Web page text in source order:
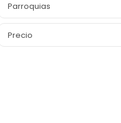
Parroquias
Precio